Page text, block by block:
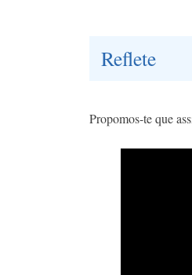
Reflete
Propomos-te que